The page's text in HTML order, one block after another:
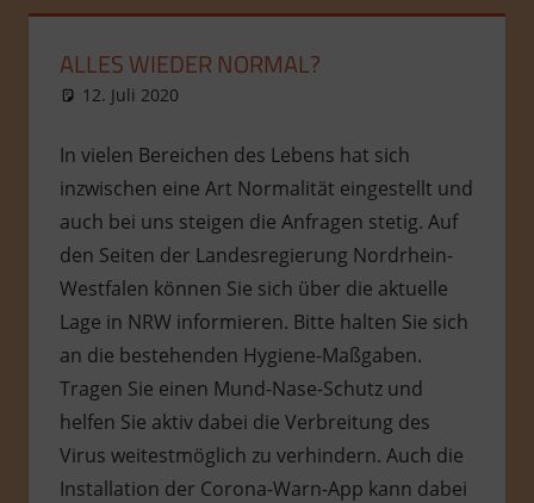
ALLES WIEDER NORMAL?
12. Juli 2020
In vielen Bereichen des Lebens hat sich
inzwischen eine Art Normalität eingestellt und
auch bei uns steigen die Anfragen stetig. Auf
den Seiten der Landesregierung Nordrhein-
Westfalen können Sie sich über die aktuelle
Lage in NRW informieren. Bitte halten Sie sich
an die bestehenden Hygiene-Maßgaben.
Tragen Sie einen Mund-Nase-Schutz und
helfen Sie aktiv dabei die Verbreitung des
Virus weitestmöglich zu verhindern. Auch die
Installation der Corona-Warn-App kann dabei